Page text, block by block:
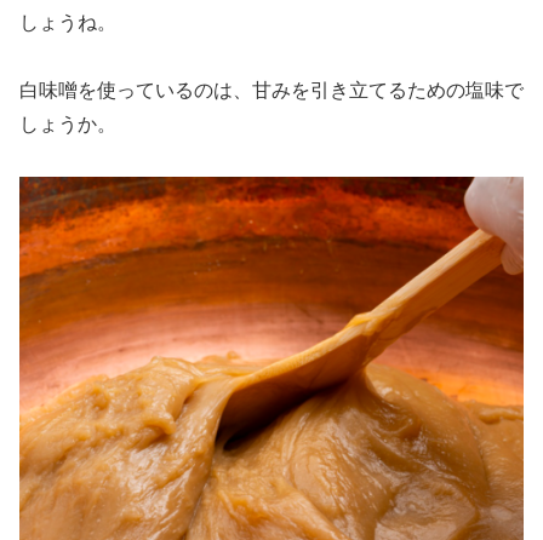
しょうね。
白味噌を使っているのは、甘みを引き立てるための塩味で
しょうか。